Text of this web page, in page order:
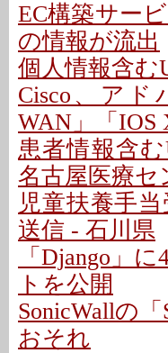
EC構築サー
の情報が流出
個人情報含む
Cisco、アド
WAN」「IOS
患者情報含
名古屋医療セ
児童扶養手
送信 - 石川県
「Django」
トを公開
SonicWallの
おそれ